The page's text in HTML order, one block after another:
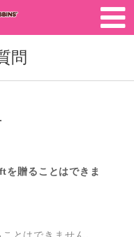
問
を贈ることはできま